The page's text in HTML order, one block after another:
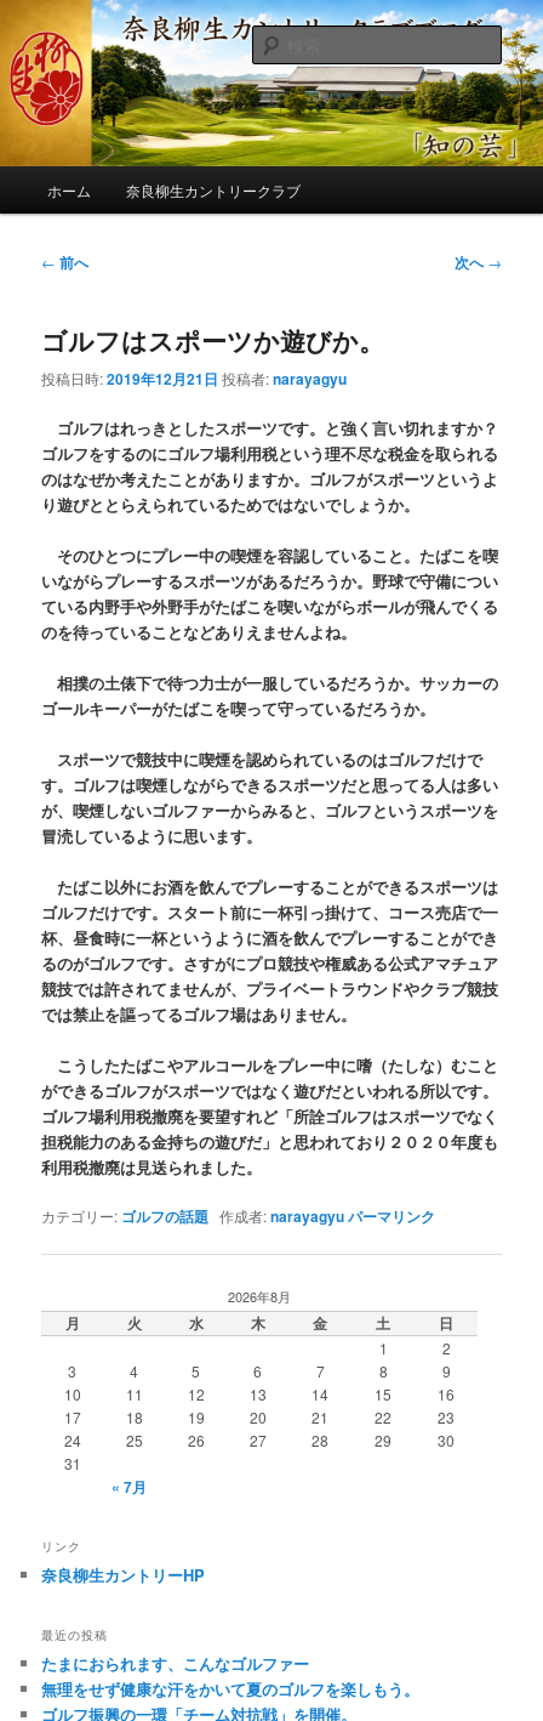
ン
コ
ン
へ
奈良柳生カントリークラブ総支配人
ブログ
季節の話題、クラブの出来事、コースの改修・更新作業、ゴルフに関する随
筆、喜怒哀楽などを気まぐれに発信します。
検
索
ホーム 奈良柳生カントリークラブ
投
ビ
ー
ン
← 前へ 次へ→
ゴルフはスポーツか遊びか。
投稿日時:2019年12月21日 投稿者:narayagyu
ゴルフはれっきとしたスポーツです。と強く言い切れますか？
ゴルフをするのにゴルフ場利用税という理不尽な税金を取られる
のはなぜか考えたことがありますか。ゴルフがスポーツというよ
り遊びととらえられているためではないでしょうか。
そのひとつにプレー中の喫煙を容認していること。たばこを喫
いながらプレーするスポーツがあるだろうか。野球で守備につい
ている内野手や外野手がたばこを喫いながらボールが飛んでくる
のを待っていることなどありえませんよね。
相撲の土俵下で待つ力士が一服しているだろうか。サッカーの
ゴールキーパーがたばこを喫って守っているだろうか。
スポーツで競技中に喫煙を認められているのはゴルフだけで
す。ゴルフは喫煙しながらできるスポーツだと思ってる人は多い
が、喫煙しないゴルファーからみると、ゴルフというスポーツを
冒涜しているように思います。
たばこ以外にお酒を飲んでプレーすることができるスポーツは
ゴルフだけです。スタート前に一杯引っ掛けて、コース売店で一
杯、昼食時に一杯というように酒を飲んでプレーすることができ
るのがゴルフです。さすがにプロ競技や権威ある公式アマチュア
競技では許されてませんが、プライベートラウンドやクラブ競技
では禁止を謳ってるゴルフ場はありません。
こうしたたばこやアルコールをプレー中に嗜（たしな）むこと
ができるゴルフがスポーツではなく遊びだといわれる所以です。
ゴルフ場利用税撤廃を要望すれど「所詮ゴルフはスポーツでなく
担税能力のある金持ちの遊びだ」と思われており２０２０年度も
利用税撤廃は見送られました。
カテゴリー: ゴルフの話題 作成者:narayagyuパーマリンク
2026年8月
月 火 水 木 金 土 日
1
2
3
4 5 6 7 8
9
10
11 12 13 14 15
16
17
18 19 20 21 22
23
24
25 26 27 28 29
30
31
« 7月
リンク
奈良柳生カントリーHP
最近の投稿
たまにおられます、こんなゴルファー
無理をせず健康な汗をかいて夏のゴルフを楽しもう。
ゴルフ振興の一環「チーム対抗戦」を開催。